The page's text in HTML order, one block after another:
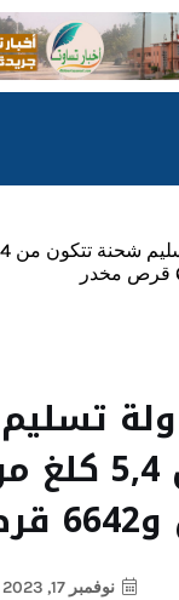
تتكون من
نوفمبر 17, 2023